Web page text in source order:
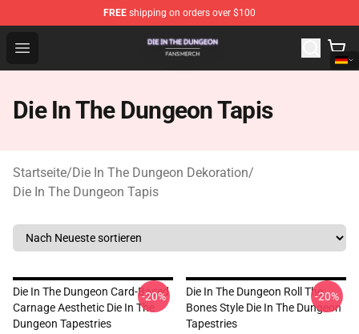
FREE shipping on orders over $100
Open menu
Die In The Dungeon Shop - Official Die In The Dungeon
Die In The Dungeon Tapis
Startseite/Die In The Dungeon Dekoration/
Die In The Dungeon Tapis
Die In The Dungeon Card-Based
Carnage Aesthetic Die In The
Dungeon Tapestries
-20%
Die In The Dungeon Roll The
Bones Style Die In The Dungeon
Tapestries
-20%